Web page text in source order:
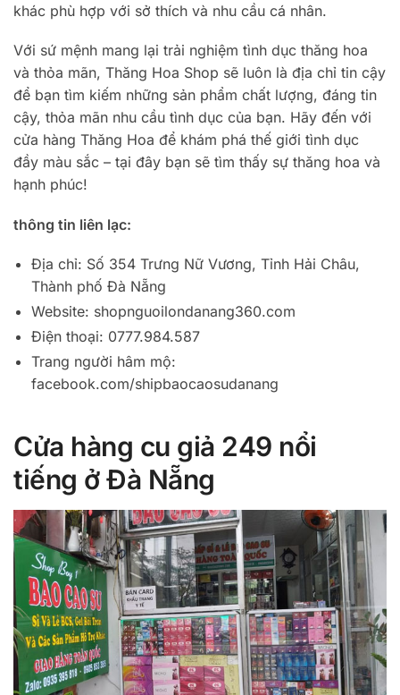
khác phù hợp với sở thích và nhu cầu cá nhân.
Với sứ mệnh mang lại trải nghiệm tình dục thăng hoa
và thỏa mãn, Thăng Hoa Shop sẽ luôn là địa chỉ tin cậy
để bạn tìm kiếm những sản phẩm chất lượng, đáng tin
cậy, thỏa mãn nhu cầu tình dục của bạn. Hãy đến với
cửa hàng Thăng Hoa để khám phá thế giới tình dục
đầy màu sắc – tại đây bạn sẽ tìm thấy sự thăng hoa và
hạnh phúc!
thông tin liên lạc:
Địa chỉ: Số 354 Trưng Nữ Vương, Tỉnh Hải Châu,
Thành phố Đà Nẵng
Website: shopnguoilondanang360.com
Điện thoại: 0777.984.587
Trang người hâm mộ:
facebook.com/shipbaocaosudanang
Cửa hàng cu giả 249 nổi
tiếng ở Đà Nẵng